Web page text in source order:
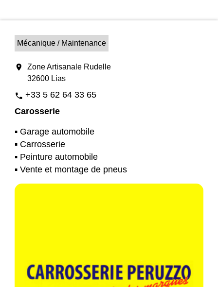
Mécanique / Maintenance
location_on
Zone Artisanale Rudelle
32600 Lias
phone +33 5 62 64 33 65
Carosserie
▪️ Garage automobile
▪️ Carrosserie
▪️ Peinture automobile
▪️ Vente et montage de pneus